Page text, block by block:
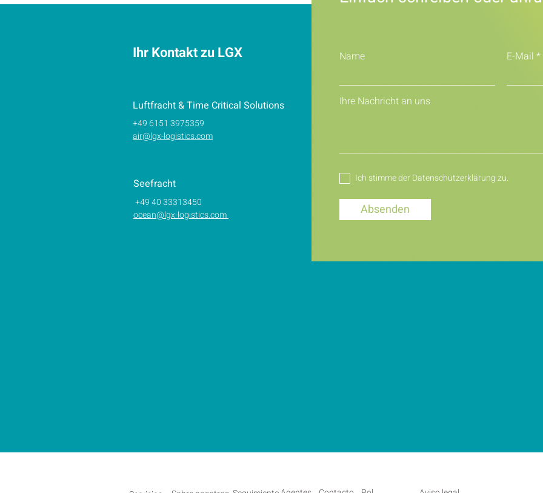
Ihr Kontakt zu LGX
Luftfracht & Time Critical Solutions
+49 6151 3975359
air@lgx-logistics.com
Seefracht
+49 40 33313450
ocean@lgx-logistics.com
Name E-Mail
Ihre Nachricht an uns
Ich stimme der Datenschutzerklärung zu.
Absenden